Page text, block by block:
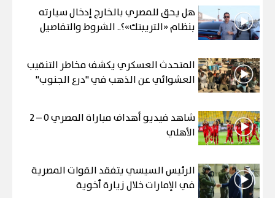
هل يحق للمصري بالخارج إدخال سيارته
بنظام «التريبتك»؟.. الشروط والتفاصيل
المتحدث العسكري يكشف مخاطر التنقيب
العشوائي عن الذهب في "درع الجنوب"
شاهد فيديو أهداف مباراة المصري 0 – 2
الأهلي
الرئيس السيسي يتفقد القوات المصرية
في الإمارات خلال زيارة أخوية